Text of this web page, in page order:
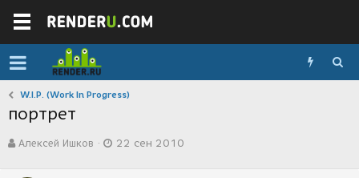
W.I.P. (Work In Progress)
портрет
в
Алексей Ишков
а
22 сен 2010